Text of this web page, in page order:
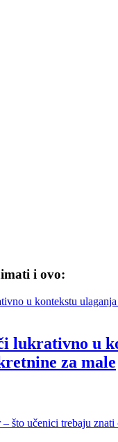
i ovo:
lukrativno u
za male